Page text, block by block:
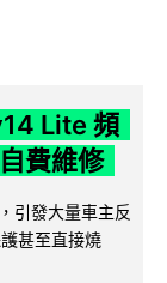
Lite 頻
費維修
引發大量車主反
甚至直接燒